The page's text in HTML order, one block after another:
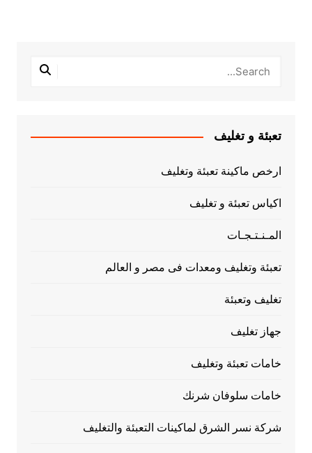
تعبئة و تغليف
ارخص ماكينة تعبئة وتغليف
اكياس تعبئة و تغليف
المـنـتـجـات
تعبئة وتغليف ومعدات فى مصر و العالم
تغليف وتعبئة
جهاز تغليف
خامات تعبئة وتغليف
خامات سلوفان شرنك
شركة نسر الشرق لماكينات التعبئة والتغليف